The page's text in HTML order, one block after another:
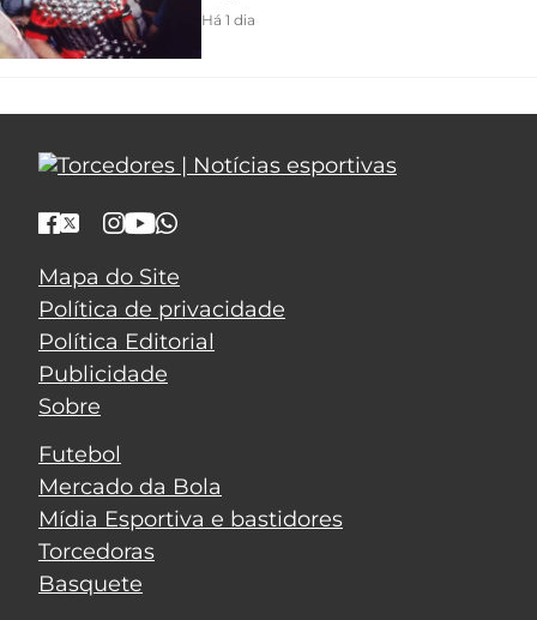
Há 1 dia
Mapa do Site
Política de privacidade
Política Editorial
Publicidade
Sobre
Futebol
Mercado da Bola
Mídia Esportiva e bastidores
Torcedoras
Basquete